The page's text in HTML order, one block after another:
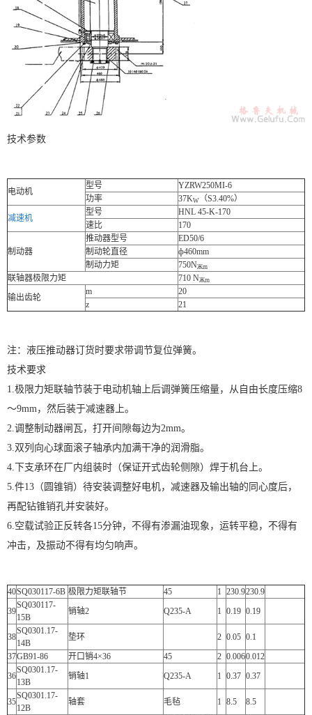
技术参数
电动机
型号
YZRW250MI-6
功率
37KW
（S3.40%）
减速机
型号
HNL 45-K-170
速比
170
制动器
推动器型号
ED50/6
制动轮直径
ф460mm
制动力矩
750NЖm
联轴器极限力矩 710 NЖm
输出齿轮
m
20
z
21
注：液压推动器订货时要求带调节复位弹簧。
技术要求
1.极限力矩联轴节装于电动机轴上后调弹簧压缩量，从自由长度压缩8
～9mm，然后装于减速器上。
2.调整制动器闸瓦，打开间隙每边为2mm。
3.双列向心球面滚子轴承内加满干净的润滑脂。
4.下支承环在厂内组装时（保证开式齿轮侧隙）焊于机台上。
5.件13（圆锥销）待安装调整好电机，减速器及输出轴的同心度后，
再配钻锥销孔并安装好。
6.空载试验正反转各15分钟，不得有渗漏油现象，运转平稳，不得有
冲击，及振动不得有均匀响声。
40SQ030117-6B 极限力矩联轴节 45 1 230.9230.9
39
SQ030117-
15B
销轴2 Q235-A 1 0.19 0.19
38
SQ0301.17-
14B
垫环 2 0.05 0.1
37GB91-86 开口销4×36 45 2 0.0060.012
36
SQ0301.17-
13B
销轴1 Q235-A 1 0.37 0.37
35
SQ0301.17-
12B
轴套 毛毡 1 8.5 8.5